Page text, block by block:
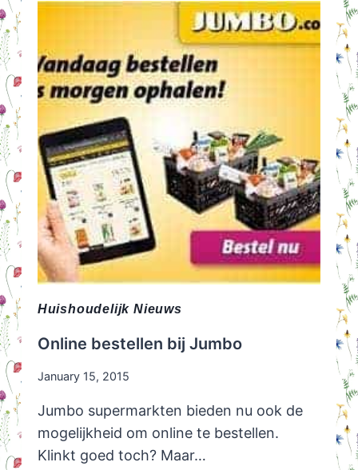
Huishoudelijk Nieuws
Online bestellen bij Jumbo
January 15, 2015
Jumbo supermarkten bieden nu ook de
mogelijkheid om online te bestellen.
Klinkt goed toch? Maar…